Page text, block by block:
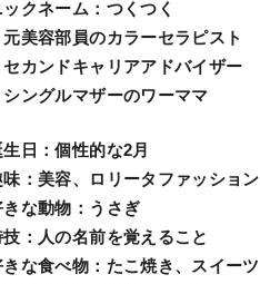
ックネーム ：つくつく
元美容部員のカラーセラピスト
セカンドキャリアアドバイザー
シングルマザーのワーママ
日 ：個性的な2月
味 ：美容、ロリータファッション
きな動物 ：うさぎ
技 ：人の名前を覚えること
きな食べ物 ：たこ焼き、スイーツ